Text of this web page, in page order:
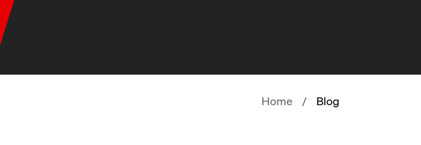
Home / Blog